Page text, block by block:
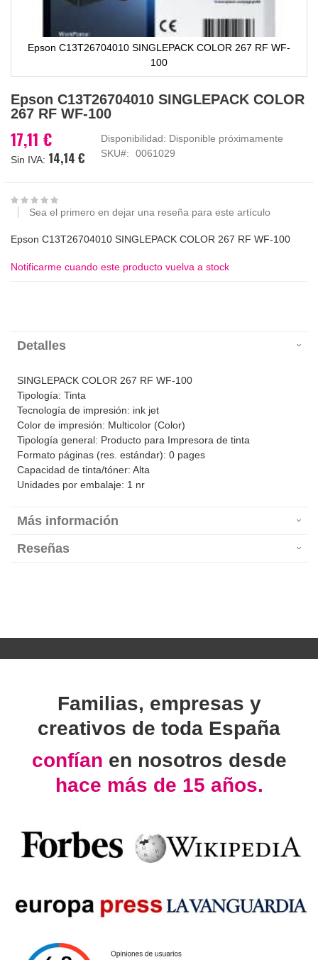
Epson C13T26704010 SINGLEPACK COLOR 267 RF WF-
100
al
comienzo
la
galería
Epson C13T26704010 SINGLEPACK COLOR
267 RF WF-100
17,11 €
14,14 €
Disponibilidad: Disponible próximamente
SKU
0061029
Sea el primero en dejar una reseña para este artículo
Epson C13T26704010 SINGLEPACK COLOR 267 RF WF-100
Notificarme cuando este producto vuelva a stock
Detalles
SINGLEPACK COLOR 267 RF WF-100
Tipología: Tinta
Tecnología de impresión: ink jet
Color de impresión: Multicolor (Color)
Tipología general: Producto para Impresora de tinta
Formato páginas (res. estándar): 0 pages
Capacidad de tinta/tóner: Alta
Unidades por embalaje: 1 nr
Más información
Reseñas
Familias, empresas y
creativos de toda España
confían en nosotros desde
hace más de 15 años.